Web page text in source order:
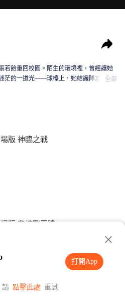
打開App
請 點擊此處 重試
打開App
若飴重回校園。陌生的環境裡，曾經讓她
茫的一道光——球檯上，她結識隊友；賽
全部
版 神臨之戰
版 背棺戰王騰
軌夜行